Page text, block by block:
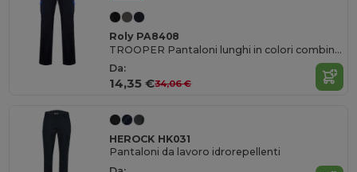
Roly PA8408
TROOPER Pantaloni lunghi in colori combinati
Da:
14,35 €34,06 €
HEROCK HK031
Pantaloni da lavoro idrorepellenti